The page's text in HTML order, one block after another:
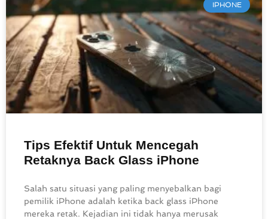
IPHONE
Tips Efektif Untuk Mencegah
Retaknya Back Glass iPhone
Salah satu situasi yang paling menyebalkan bagi
pemilik iPhone adalah ketika back glass iPhone
mereka retak. Kejadian ini tidak hanya merusak